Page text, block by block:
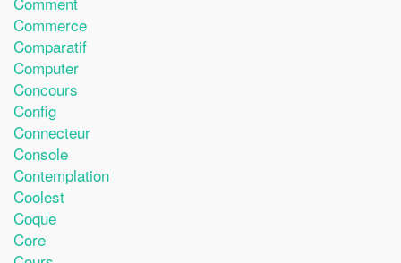
Commerce
Comparatif
Computer
Concours
Config
Connecteur
Console
Contemplation
Coolest
Coque
Core